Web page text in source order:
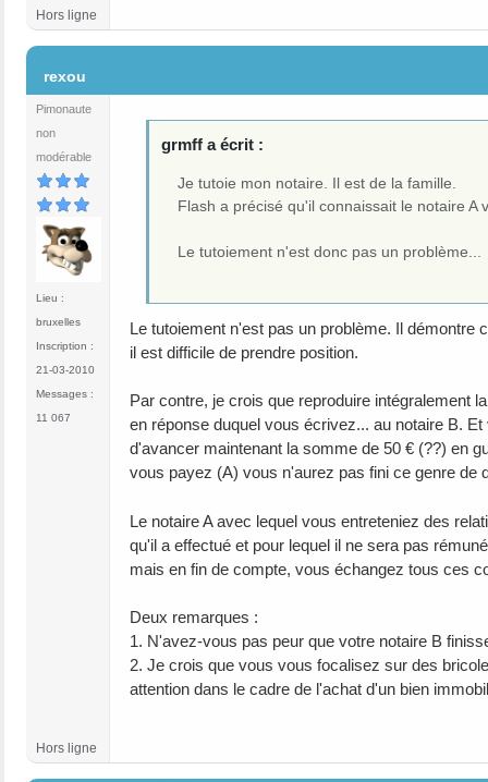
Hors ligne
rexou
Pimonaute
non
modérable
Lieu :
bruxelles
Inscription :
21-03-2010
Messages :
11 067
grmff a écrit :
Je tutoie mon notaire. Il est de la famille.
Flash a précisé qu'il connaissait le notaire
Le tutoiement n'est donc pas un problème...
Le tutoiement n'est pas un problème. Il démontre
il est difficile de prendre position.
Par contre, je crois que reproduire intégralement
en réponse duquel vous écrivez... au notaire B.
d'avancer maintenant la somme de 50 € (??) en
vous payez (A) vous n'aurez pas fini ce genre de
Le notaire A avec lequel vous entreteniez des
qu'il a effectué et pour lequel il ne sera pas
mais en fin de compte, vous échangez tous ces
Deux remarques :
1. N'avez-vous pas peur que votre notaire B
2. Je crois que vous vous focalisez sur des
attention dans le cadre de l'achat d'un bien
Hors ligne